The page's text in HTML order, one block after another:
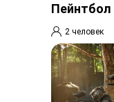
Пейнтбол
2 человек